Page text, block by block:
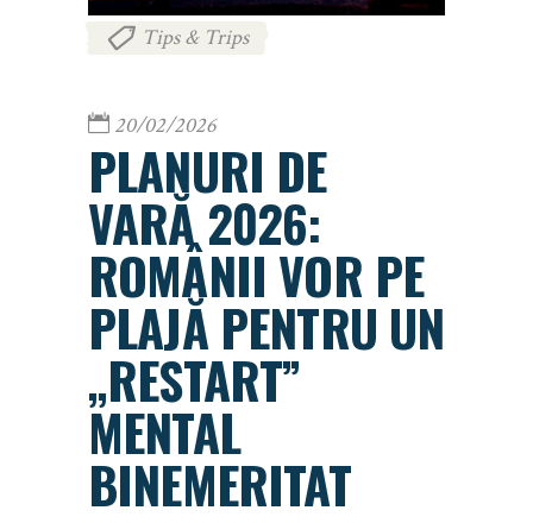
Tips & Trips
20/02/2026
PLANURI DE
VARĂ 2026:
ROMÂNII VOR PE
PLAJĂ PENTRU UN
„RESTART”
MENTAL
BINEMERITAT